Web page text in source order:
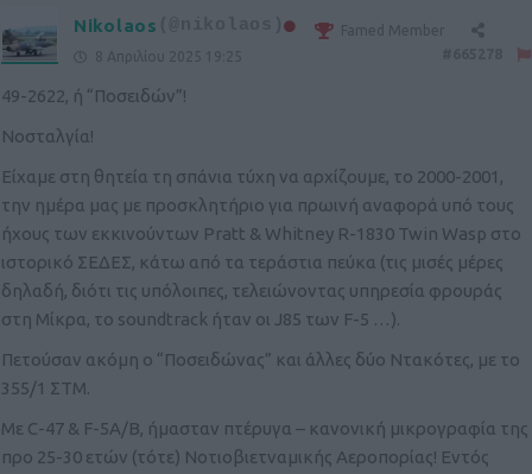
Nikolaos (@nikolaos)
Famed Member
8 Απριλίου 2025 19:25
49-2622, ή “Ποσειδών”!
Νοσταλγία!
Είχαμε στη θητεία τη σπάνια τύχη να αρχίζουμε, το 2000-2001,
την ημέρα μας με προσκλητήριο για πρωινή αναφορά υπό τους
ήχους των εκκινούντων Pratt & Whitney R-1830 Twin Wasp στο
ιστορικό ΣΕΔΕΣ, κάτω από τα τεράστια πεύκα (τις μισές μέρες
δηλαδή, διότι τις υπόλοιπες, τελειώνοντας υπηρεσία φρουράς
στη Μίκρα, το soundtrack ήταν οι J85 των F-5 …).
Πετούσαν ακόμη ο “Ποσειδώνας” και άλλες δύο Ντακότες, με το
355/1 ΣΤΜ.
Με C-47 & F-5A/B, ήμασταν πτέρυγα – κανονική μικρογραφία της
προ 25-30 ετών (τότε) Νοτιοβιετναμικής Αεροπορίας! Εντός